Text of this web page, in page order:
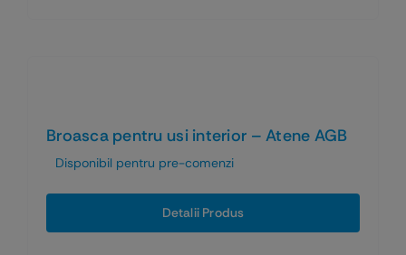
Broasca pentru usi interior – Atene AGB
Disponibil pentru pre-comenzi
Detalii Produs